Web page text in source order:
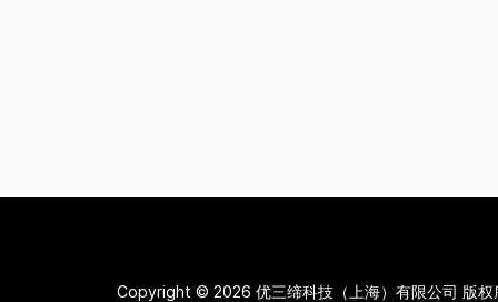
Copyright © 2026 优三缔科技（上海）有限公司 版权